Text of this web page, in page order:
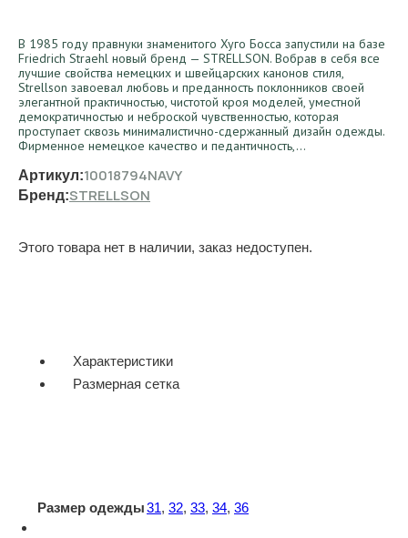
В 1985 году правнуки знаменитого Хуго Босса запустили на базе
Friedrich Straehl новый бренд — STRELLSON. Вобрав в себя все
лучшие свойства немецких и швейцарских канонов стиля,
Strellson завоевал любовь и преданность поклонников своей
элегантной практичностью, чистотой кроя моделей, уместной
демократичностью и неброской чувственностью, которая
проступает сквозь минималистично-сдержанный дизайн одежды.
Фирменное немецкое качество и педантичность,…
Артикул:10018794NAVY
Бренд:STRELLSON
Этого товара нет в наличии, заказ недоступен.
Характеристики
Размерная сетка
Размер одежды31, 32, 33, 34, 36